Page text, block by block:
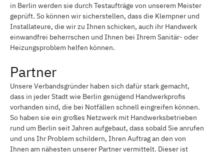
Märkisches Viertel Frohnau
Moabit Prenzlauer Berg
Pankow
Treptow-Köpenick Waidmannslust
Lübars Hansaviertel
Schmargendorf Grunewald
Hermsdorf Adlershof
in Berlin werden sie durch Testaufträge von unserem Meister
geprüft. So können wir sicherstellen, dass die Klempner und
Installateure, die wir zu Ihnen schicken, auch ihr Handwerk
einwandfrei beherrschen und Ihnen bei Ihrem Sanitär- oder
Heizungsproblem helfen können.
Partner
Unsere Verbandsgründer haben sich dafür stark gemacht,
dass in jeder Stadt wie Berlin genügend Handwerkprofis
vorhanden sind, die bei Notfällen schnell eingreifen können.
So haben sie ein großes Netzwerk mit Handwerksbetrieben
rund um Berlin seit Jahren aufgebaut, dass sobald Sie anrufen
und uns Ihr Problem schildern, Ihren Auftrag an den von
Ihnen am nähesten unserer Partner vermittelt. Dieser ist